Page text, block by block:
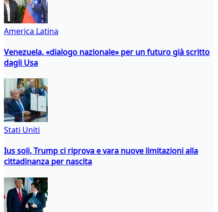
America Latina
Venezuela, «dialogo nazionale» per un futuro già scritto
dagli Usa
Stati Uniti
Ius soli, Trump ci riprova e vara nuove limitazioni alla
cittadinanza per nascita